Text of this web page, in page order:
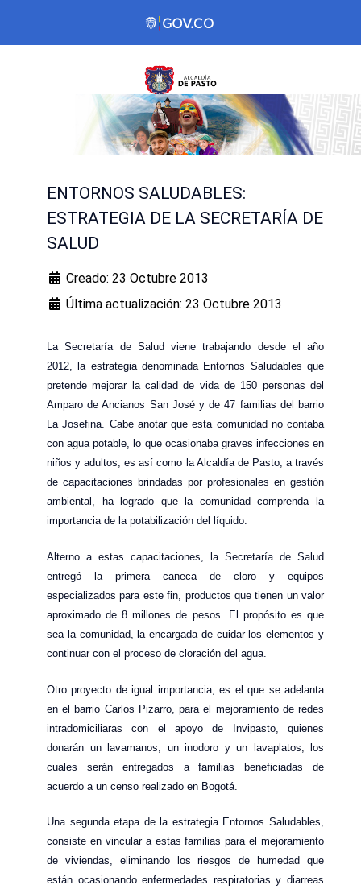
ENTORNOS SALUDABLES:
ESTRATEGIA DE LA SECRETARÍA DE
SALUD
Creado: 23 Octubre 2013
Última actualización: 23 Octubre 2013
La Secretaría de Salud viene trabajando desde el año
2012, la estrategia denominada Entornos Saludables que
pretende mejorar la calidad de vida de 150 personas del
Amparo de Ancianos San José y de 47 familias del barrio
La Josefina. Cabe anotar que esta comunidad no contaba
con agua potable, lo que ocasionaba graves infecciones en
niños y adultos, es así como la Alcaldía de Pasto, a través
de capacitaciones brindadas por profesionales en gestión
ambiental, ha logrado que la comunidad comprenda la
importancia de la potabilización del líquido.
Alterno a estas capacitaciones, la Secretaría de Salud
entregó la primera caneca de cloro y equipos
especializados para este fin, productos que tienen un valor
aproximado de 8 millones de pesos. El propósito es que
sea la comunidad, la encargada de cuidar los elementos y
continuar con el proceso de cloración del agua.
Otro proyecto de igual importancia, es el que se adelanta
en el barrio Carlos Pizarro, para el mejoramiento de redes
intradomiciliaras con el apoyo de Invipasto, quienes
donarán un lavamanos, un inodoro y un lavaplatos, los
cuales serán entregados a familias beneficiadas de
acuerdo a un censo realizado en Bogotá.
Una segunda etapa de la estrategia Entornos Saludables,
consiste en vincular a estas familias para el mejoramiento
de viviendas, eliminando los riesgos de humedad que
están ocasionando enfermedades respiratorias y diarreas